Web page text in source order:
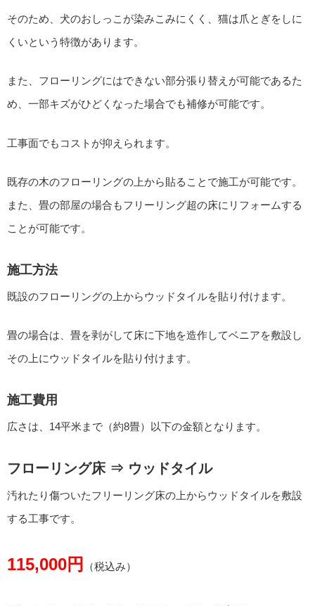
そのため、犬のおしっこが染みこみにくく、猫は爪とぎをしに
くいという特徴があります。
また、フローリングにはできない部分張り替えが可能であるた
め、一部キズがひどくなった場合でも補修が可能です。
工事面でもコストが抑えられます。
既存の木のフローリングの上から貼ることで施工が可能です。
また、畳の部屋の場合もフリーリング超の床にリフォームする
ことが可能です。
施工方法
既設のフローリングの上からウッドタイルを貼り付けます。
畳の場合は、畳を剥がして床に下地を造作してベニアを敷設し
その上にウッドタイルを貼り付けます。
施工費用
広さは、14平米まで（約8畳）以下の金額となります。
フローリング床 ⇒ ウッドタイル
汚れたり傷ついたフリーリング床の上からウッドタイルを敷設
する工事です。
115,000円 （税込み）